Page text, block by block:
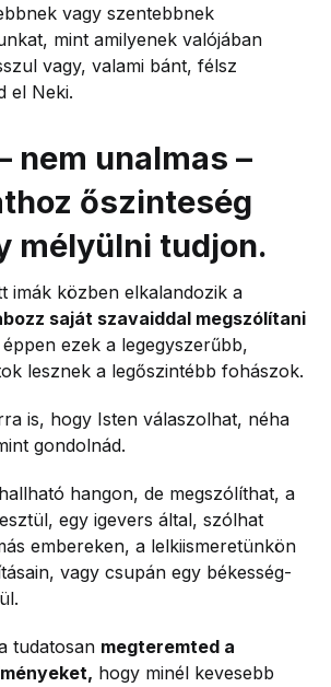
vagy szentebbnek
mint amilyenek valójában
vagy, valami bánt, félsz
el Neki.
nem unalmas –
őszinteség
mélyülni tudjon.
imák közben elkalandozik a
saját szavaiddal megszólítani
ezek a legegyszerűbb,
lesznek a legőszintébb fohászok.
is, hogy Isten válaszolhat, néha
gondolnád.
hangon, de megszólíthat, a
egy igevers által, szólhat
embereken, a lelkiismeretünkön
vagy csupán egy békesség-
tudatosan megteremted a
hogy minél kevesebb